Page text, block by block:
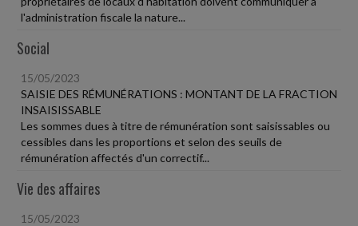
l'administration fiscale la nature...
Social
15/05/2023
SAISIE DES RÉMUNÉRATIONS : MONTANT DE LA FRACTION
INSAISISSABLE
Les sommes dues à titre de rémunération sont saisissables ou
cessibles dans les proportions et selon des seuils de
rémunération affectés d'un correctif...
Vie des affaires
15/05/2023